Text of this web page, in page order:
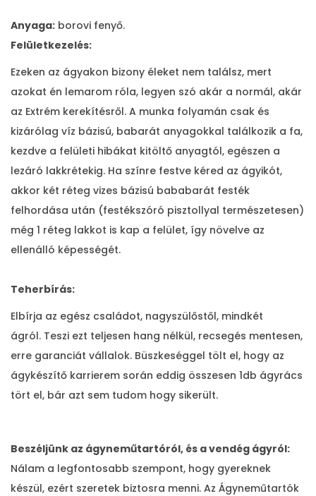
Anyaga: borovi fenyő.
Felületkezelés:
Ezeken az ágyakon bizony éleket nem találsz, mert
azokat én lemarom róla, legyen szó akár a normál, akár
az Extrém kerekítésről. A munka folyamán csak és
kizárólag víz bázisú, babarát anyagokkal találkozik a fa,
kezdve a felületi hibákat kitöltő anyagtól, egészen a
lezáró lakkrétekig. Ha színre festve kéred az ágyikót,
akkor két réteg vizes bázisú bababarát festék
felhordása után (festékszóró pisztollyal természetesen)
még 1 réteg lakkot is kap a felület, így növelve az
ellenálló képességét.
Teherbírás:
Elbírja az egész családot, nagyszülőstől, mindkét
ágról. Teszi ezt teljesen hang nélkül, recsegés mentesen,
erre garanciát vállalok. Büszkeséggel tölt el, hogy az
ágykészítő karrierem során eddig összesen 1db ágyrács
tört el, bár azt sem tudom hogy sikerült.
Beszéljünk az ágyneműtartóról, és a vendég ágyról:
Nálam a legfontosabb szempont, hogy gyereknek
készül, ezért szeretek biztosra menni. Az Ágyneműtartók